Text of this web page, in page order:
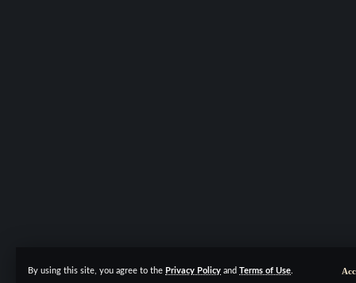
By using this site, you agree to the Privacy Policy and Terms of Use.